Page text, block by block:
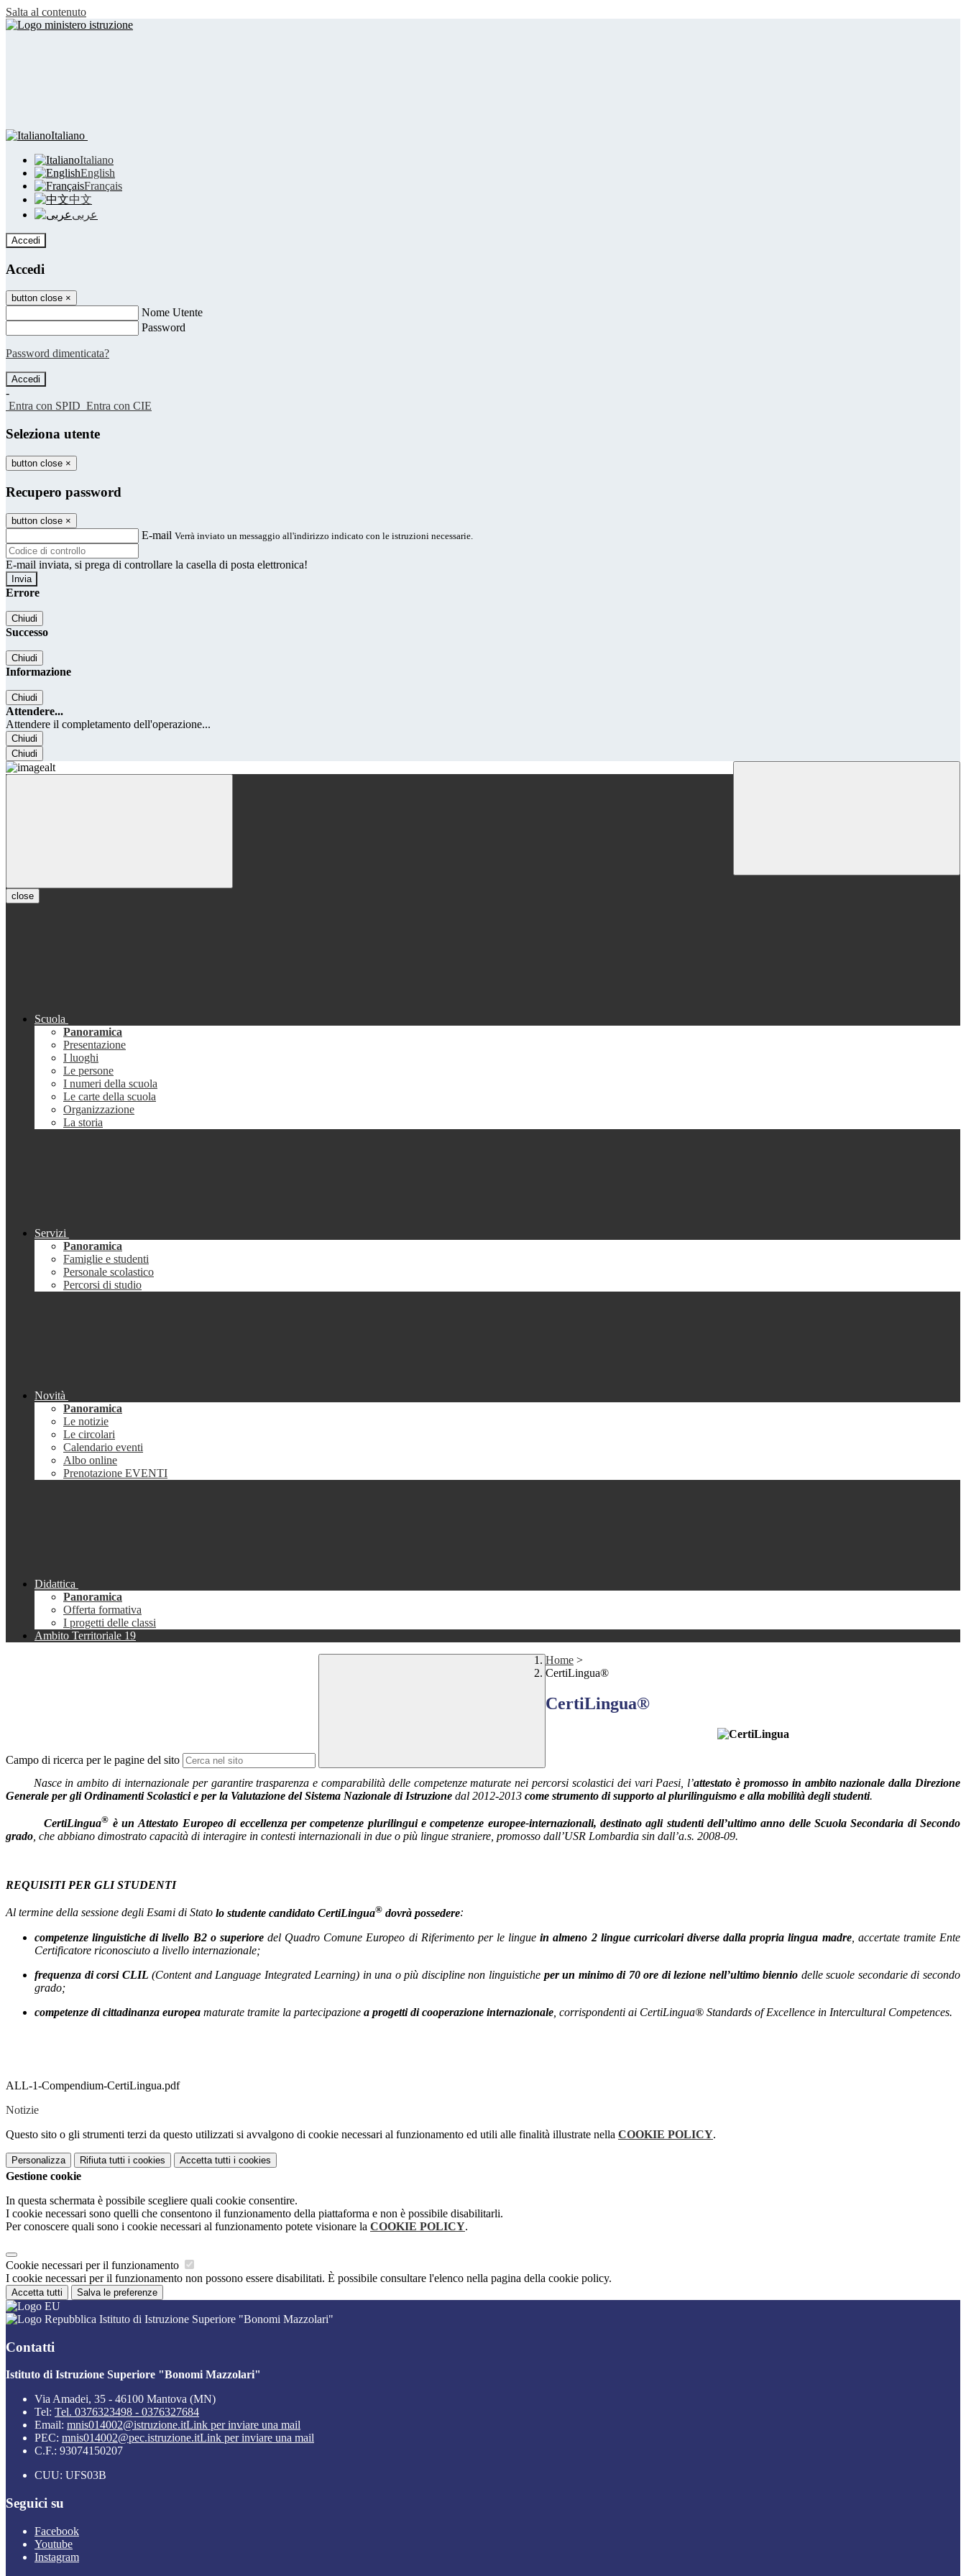
Salta al contenuto
Italiano
Italiano
English
Français
中文
عربى
Accedi
Accedi
button close ×
Nome Utente
Password
Password dimenticata?
-
Entra con SPID Entra con CIE
Seleziona utente
button close ×
Recupero password
button close ×
E-mail Verrà inviato un messaggio all'indirizzo indicato con le istruzioni necessarie.
E-mail inviata, si prega di controllare la casella di posta elettronica!
Errore
Chiudi
Successo
Chiudi
Informazione
Chiudi
Attendere...
Attendere il completamento dell'operazione...
Chiudi
Chiudi
close
Scuola
Panoramica
Presentazione
I luoghi
Le persone
I numeri della scuola
Le carte della scuola
Organizzazione
La storia
Servizi
Panoramica
Famiglie e studenti
Personale scolastico
Percorsi di studio
Novità
Panoramica
Le notizie
Le circolari
Calendario eventi
Albo online
Prenotazione EVENTI
Didattica
Panoramica
Offerta formativa
I progetti delle classi
Ambito Territoriale 19
Campo di ricerca per le pagine del sito
Home >
CertiLingua®
CertiLingua®
Nasce in ambito di internazionale per garantire trasparenza e comparabilità delle competenze maturate nei percorsi scolastici dei vari Paesi, l’attestato è promosso in ambito nazionale dalla Direzione
Generale per gli Ordinamenti Scolastici e per la Valutazione del Sistema Nazionale di Istruzione dal 2012-2013 come strumento di supporto al plurilinguismo e alla mobilità degli studenti.
CertiLingua® è un Attestato Europeo di eccellenza per competenze plurilingui e competenze europee-internazionali, destinato agli studenti dell’ultimo anno delle Scuola Secondaria di Secondo
grado, che abbiano dimostrato capacità di interagire in contesti internazionali in due o più lingue straniere, promosso dall’USR Lombardia sin dall’a.s. 2008-09.
REQUISITI PER GLI STUDENTI
Al termine della sessione degli Esami di Stato lo studente candidato CertiLingua® dovrà possedere:
competenze linguistiche di livello B2 o superioredel Quadro Comune Europeo di Riferimento per le linguein almeno 2 lingue curricolari diverse dalla propria lingua madre, accertate tramite Ente
Certificatore riconosciuto a livello internazionale;
frequenza di corsi CLIL (Content and Language Integrated Learning) in una o più discipline non linguistiche per un minimo di 70 ore di lezione nell’ultimo biennio delle scuole secondarie di secondo
grado;
competenze di cittadinanza europea maturate tramite la partecipazione a progetti di cooperazione internazionale , corrispondenti ai CertiLingua® Standards of Excellence in Intercultural Competences.
ALL-1-Compendium-CertiLingua.pdf
Notizie
Questo sito o gli strumenti terzi da questo utilizzati si avvalgono di cookie necessari al funzionamento ed utili alle finalità illustrate nella COOKIE POLICY.
Personalizza Rifiuta tutti i cookies Accetta tutti i cookies
Gestione cookie
In questa schermata è possibile scegliere quali cookie consentire.
I cookie necessari sono quelli che consentono il funzionamento della piattaforma e non è possibile disabilitarli.
Per conoscere quali sono i cookie necessari al funzionamento potete visionare la COOKIE POLICY.
Cookie necessari per il funzionamento
I cookie necessari per il funzionamento non possono essere disabilitati. È possibile consultare l'elenco nella pagina della cookie policy.
Accetta tutti Salva le preferenze
Istituto di Istruzione Superiore "Bonomi Mazzolari"
Contatti
Istituto di Istruzione Superiore "Bonomi Mazzolari"
Via Amadei, 35 - 46100 Mantova (MN)
Tel: Tel. 0376323498 - 0376327684
Email: mnis014002@istruzione.itLink per inviare una mail
PEC: mnis014002@pec.istruzione.itLink per inviare una mail
C.F.: 93074150207
CUU: UFS03B
Seguici su
Facebook
Youtube
Instagram